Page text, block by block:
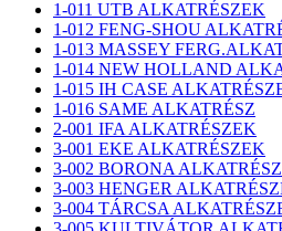
1-011 UTB ALKATRÉSZEK
1-012 FENG-SHOU
1-013 MASSEY
1-014 NEW HOLLAND
1-015 IH CASE
1-016 SAME ALKATRÉSZ
2-001 IFA ALKATRÉSZEK
3-001 EKE ALKATRÉSZEK
3-002 BORONA
3-003 HENGER
3-004 TÁRCSA